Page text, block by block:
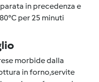
in precedenza e
per 25 minuti
morbide dalla
in forno,servite